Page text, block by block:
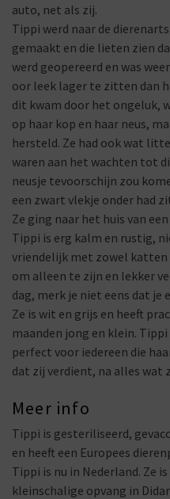
auto, net als zij.
Tippi werd naar de
gemaakt en die lieten zien
werd geopereerd en was
oor leek lager te zitten dan
dit kwam door het ongeluk,
op haar kop en haar neus,
hersteld. Ze had ook wat
waren aan het wachten tot
neusje tevoorschijn zou
een zwart vlekje onder had
Ze ging naar het huis van
Tippi is erg kalm en rustig,
vriendelijk met zowel katten
om alleen te zijn en lekker
dag, merk je niet eens dat je
Ze is wit en grijs en heeft
maanden jong en klein.
perfect voor iedereen die
dat zij verdient, na alles wat
Meer info
Tippi is gesteriliseerd,
en heeft een Europees
Tippi is nu in Nederland. Ze
kleinschalige opvang in